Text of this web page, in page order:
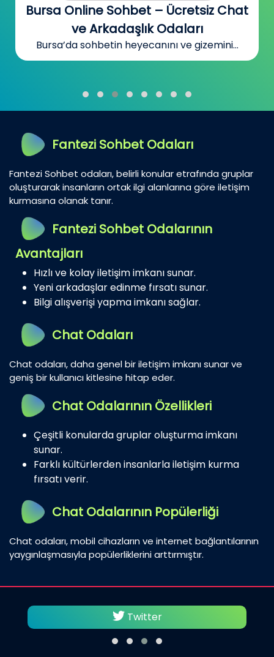
Bursa Online Sohbet – Ücretsiz Chat
ve Arkadaşlık Odaları
Bursa’da sohbetin heyecanını ve gizemini...
Fantezi Sohbet Odaları
Fantezi Sohbet odaları, belirli konular etrafında gruplar
oluşturarak insanların ortak ilgi alanlarına göre iletişim
kurmasına olanak tanır.
Fantezi Sohbet Odalarının
Avantajları
Hızlı ve kolay iletişim imkanı sunar.
Yeni arkadaşlar edinme fırsatı sunar.
Bilgi alışverişi yapma imkanı sağlar.
Chat Odaları
Chat odaları, daha genel bir iletişim imkanı sunar ve
geniş bir kullanıcı kitlesine hitap eder.
Chat Odalarının Özellikleri
Çeşitli konularda gruplar oluşturma imkanı
sunar.
Farklı kültürlerden insanlarla iletişim kurma
fırsatı verir.
Chat Odalarının Popülerliği
Chat odaları, mobil cihazların ve internet bağlantılarının
yaygınlaşmasıyla popülerliklerini arttırmıştır.
Twitter